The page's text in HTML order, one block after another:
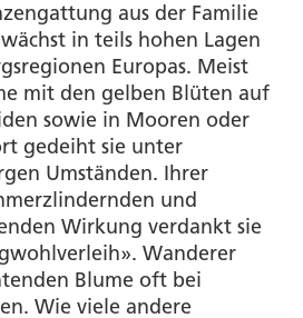
aus der Familie
in teils hohen Lagen
Europas. Meist
mit den gelben Blüten auf
sowie in Mooren oder
gedeiht sie unter
Umständen. Ihrer
und
Wirkung verdankt sie
Wanderer
Blume oft bei
Wie viele andere